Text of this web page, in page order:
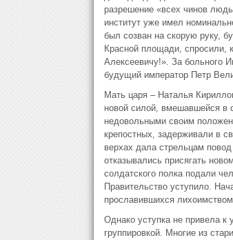
разрешение «всех чинов
институт уже имел
был созван на скорую руку,
Красной площади, спросили,
Алексеевичу!». За больного
будущий император Петр
Мать царя – Наталья
новой силой, вмешавшейся в
недовольными своим
крепостных, задерживали в
верхах дала стрельцам
отказывались присягать
солдатского полка подали
Правительство уступило.
прославившихся
Однако уступка не привела к
группировкой. Многие из